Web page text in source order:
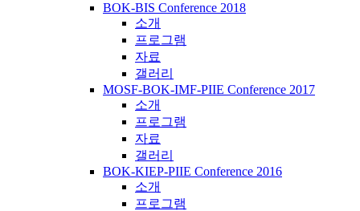
BOK-BIS Conference 2018
소개
프로그램
자료
갤러리
MOSF-BOK-IMF-PIIE Conference 2017
소개
프로그램
자료
갤러리
BOK-KIEP-PIIE Conference 2016
소개
프로그램